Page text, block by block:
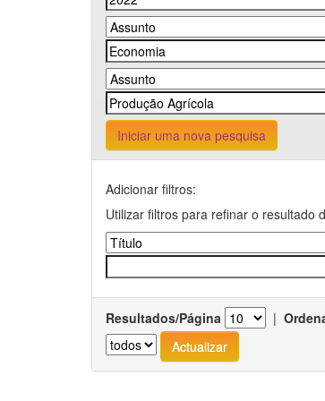
Iniciar uma nova pesquisa
Adicionar filtros:
Utilizar filtros para refinar o resultado
Resultados/Página |